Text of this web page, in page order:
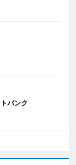
バンク